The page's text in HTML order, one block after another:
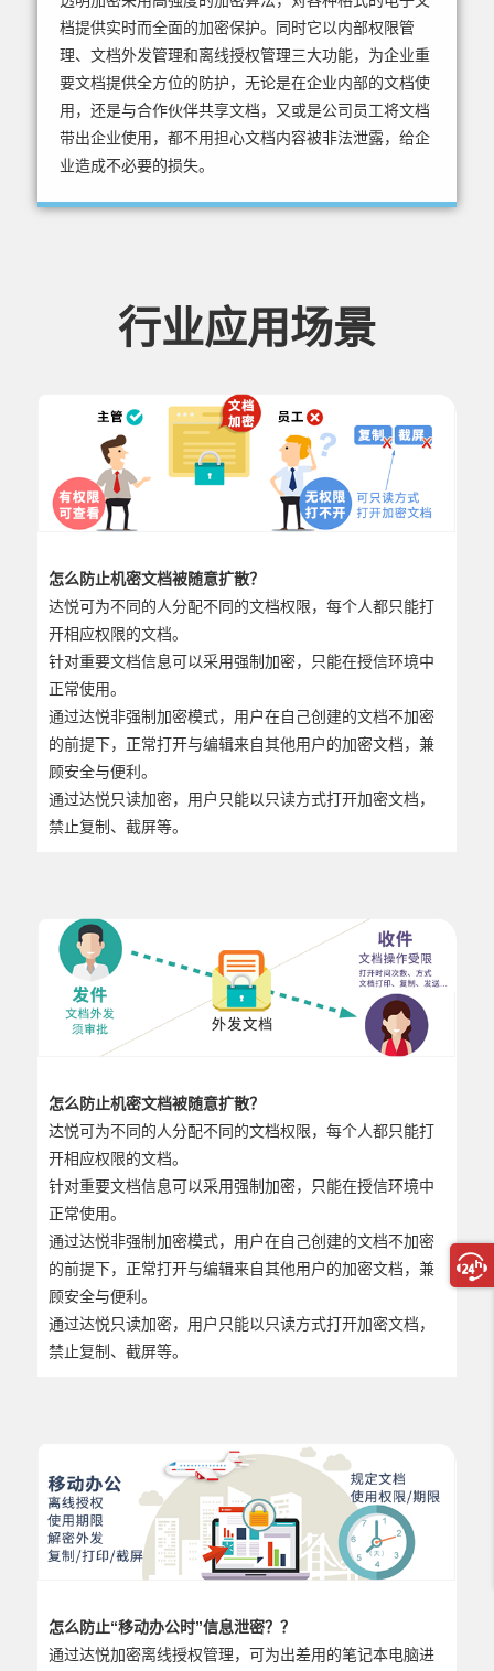
档提供实时而全面的加密保护。同时它以内部权限管
理、文档外发管理和离线授权管理三大功能，为企业重
要文档提供全方位的防护，无论是在企业内部的文档使
用，还是与合作伙伴共享文档，又或是公司员工将文档
带出企业使用，都不用担心文档内容被非法泄露，给企
业造成不必要的损失。
行业应用场景
怎么防止机密文档被随意扩散？
达悦可为不同的人分配不同的文档权限，每个人都只能打
开相应权限的文档。
针对重要文档信息可以采用强制加密，只能在授信环境中
正常使用。
通过达悦非强制加密模式，用户在自己创建的文档不加密
的前提下，正常打开与编辑来自其他用户的加密文档，兼
顾安全与便利。
通过达悦只读加密，用户只能以只读方式打开加密文档，
禁止复制、截屏等。
怎么防止机密文档被随意扩散？
达悦可为不同的人分配不同的文档权限，每个人都只能打
开相应权限的文档。
针对重要文档信息可以采用强制加密，只能在授信环境中
正常使用。
通过达悦非强制加密模式，用户在自己创建的文档不加密
的前提下，正常打开与编辑来自其他用户的加密文档，兼
顾安全与便利。
通过达悦只读加密，用户只能以只读方式打开加密文档，
禁止复制、截屏等。
怎么防止“移动办公时”信息泄密？？
通过达悦加密离线授权管理，可为出差用的笔记本电脑进